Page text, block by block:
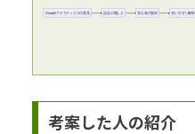
Googleアナリティクスの普及 設定の難しさ 初心者の挫折 使いやすい解析
考案した人の紹介